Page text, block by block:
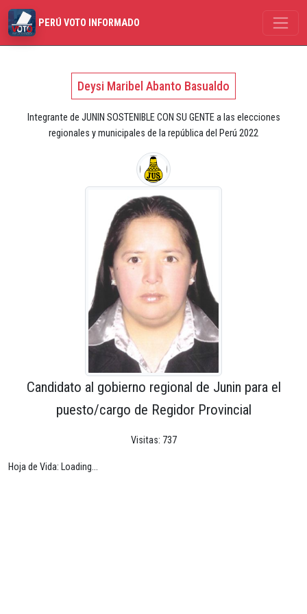
PERÚ VOTO INFORMADO
Deysi Maribel Abanto Basualdo
Integrante de JUNIN SOSTENIBLE CON SU GENTE a las elecciones
regionales y municipales de la república del Perú 2022
Candidato al gobierno regional de Junin para el
puesto/cargo de Regidor Provincial
Visitas: 737
Hoja de Vida: Loading...